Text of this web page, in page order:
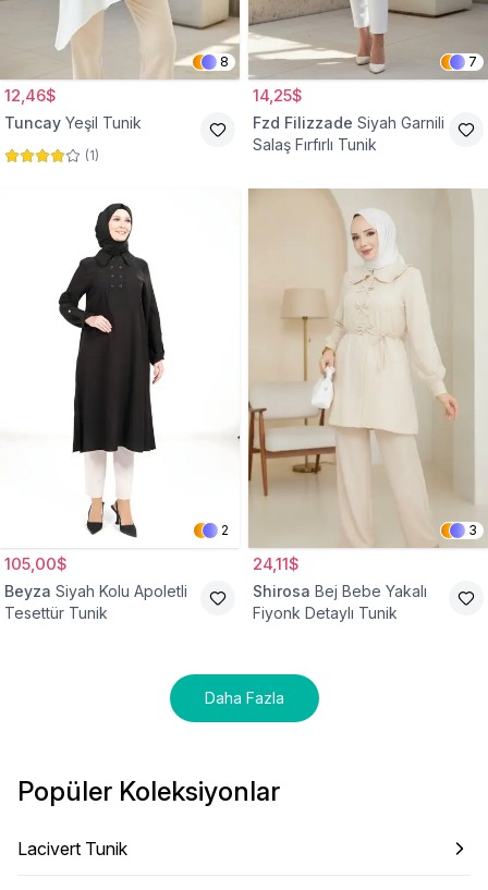
8
12,46$
Tuncay Yeşil Tunik
(1)
7
14,25$
Fzd Filizzade Siyah Garnili
Salaş Fırfırlı Tunik
2
105,00$
Beyza Siyah Kolu Apoletli
Tesettür Tunik
3
24,11$
Shirosa Bej Bebe Yakalı
Fiyonk Detaylı Tunik
Daha Fazla
Popüler Koleksiyonlar
Lacivert Tunik